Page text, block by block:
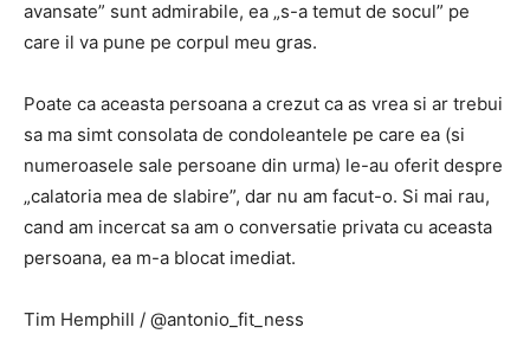
avansate” sunt admirabile, ea „s-a temut de socul” pe
care il va pune pe corpul meu gras.
Poate ca aceasta persoana a crezut ca as vrea si ar trebui
sa ma simt consolata de condoleantele pe care ea (si
numeroasele sale persoane din urma) le-au oferit despre
„calatoria mea de slabire”, dar nu am facut-o. Si mai rau,
cand am incercat sa am o conversatie privata cu aceasta
persoana, ea m-a blocat imediat.
Tim Hemphill / @antonio_fit_ness